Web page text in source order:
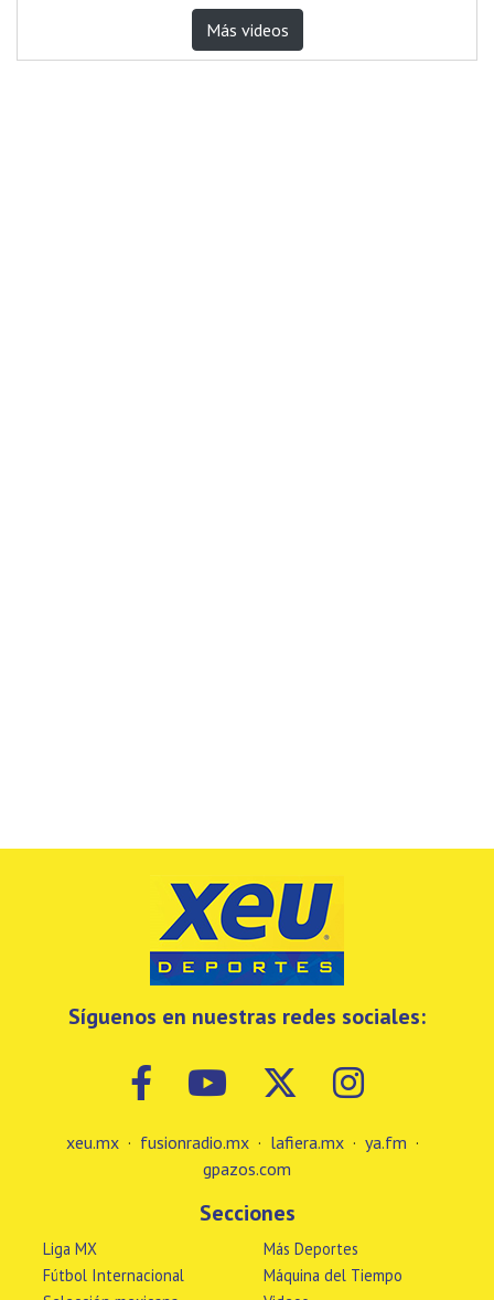
Más videos
Síguenos en nuestras redes sociales:
xeu.mx · fusionradio.mx · lafiera.mx · ya.fm ·
gpazos.com
Secciones
Liga MX
Fútbol Internacional
Más Deportes
Máquina del Tiempo